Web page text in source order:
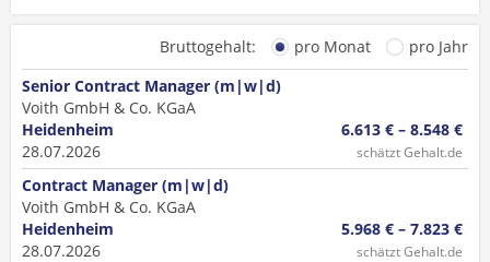
Bruttogehalt: pro Monat
pro Jahr
Senior Contract Manager (m|w|d)
Voith GmbH & Co. KGaA
Heidenheim
28.07.2026
6.613 € – 8.548 €
schätzt Gehalt.de
Contract Manager (m|w|d)
Voith GmbH & Co. KGaA
Heidenheim
28.07.2026
5.968 € – 7.823 €
schätzt Gehalt.de